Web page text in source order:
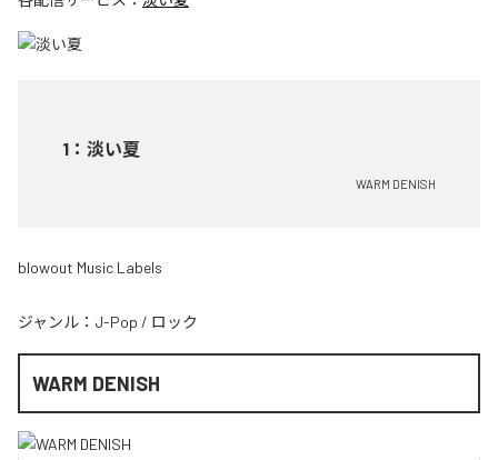
1 ： 淡い夏
WARM DENISH
blowout Music Labels
ジャンル： J-Pop / ロック
WARM DENISH